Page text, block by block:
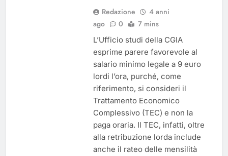
Redazione
4 anni
ago
0 7 mins
L’Ufficio studi della CGIA
esprime parere favorevole al
salario minimo legale a 9 euro
lordi l’ora, purché, come
riferimento, si consideri il
Trattamento Economico
Complessivo (TEC) e non la
paga oraria. Il TEC, infatti, oltre
alla retribuzione lorda include
anche il rateo delle mensilità